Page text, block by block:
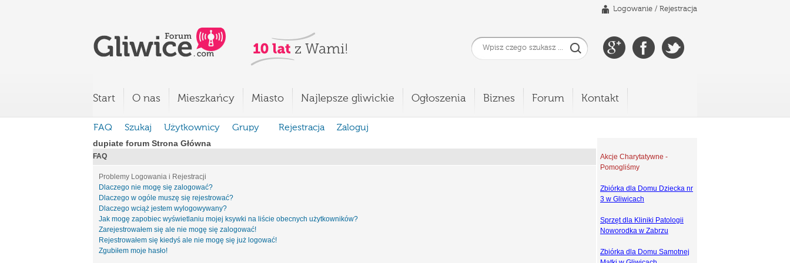
Logowanie / Rejestracja
Start O nas Mieszkańcy Miasto Najlepsze gliwickie Ogłoszenia Biznes Forum Kontakt
FAQ Szukaj Użytkownicy Grupy Rejestracja
Zaloguj
dupiate forum Strona Główna
FAQ
Problemy Logowania i Rejestracji
Dlaczego nie mogę się zalogować?
Dlaczego w ogóle muszę się rejestrować?
Dlaczego wciąż jestem wylogowywany?
Jak mogę zapobiec wyświetlaniu mojej ksywki na liście obecnych użytkowników?
Zarejestrowałem się ale nie mogę się zalogować!
Rejestrowałem się kiedyś ale nie mogę się już logować!
Zgubiłem moje hasło!
Akcje Charytatywne -
Pomogliśmy
Zbiórka dla Domu Dziecka nr
3 w Gliwicach
Sprzęt dla Kliniki Patologii
Noworodka w Zabrzu
Zbiórka dla Domu Samotnej